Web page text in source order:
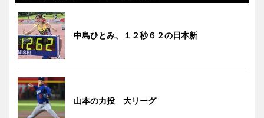
中島ひとみ、１２秒６２の日本新
山本の力投 大リーグ